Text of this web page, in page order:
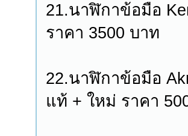
21.นาฬิกาข้อมือ
ราคา 3500 บาท
22.นาฬิกาข้อมือ
แท้ + ใหม่ ราคา